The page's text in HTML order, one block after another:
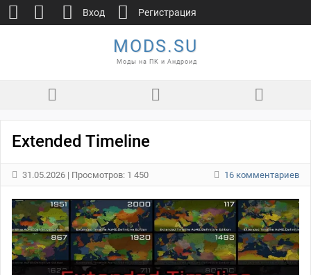
MODS.SU
Моды на ПК и Андроид
Extended Timeline
31.05.2026 | Просмотров: 1 450 16 комментариев
Вход Регистрация